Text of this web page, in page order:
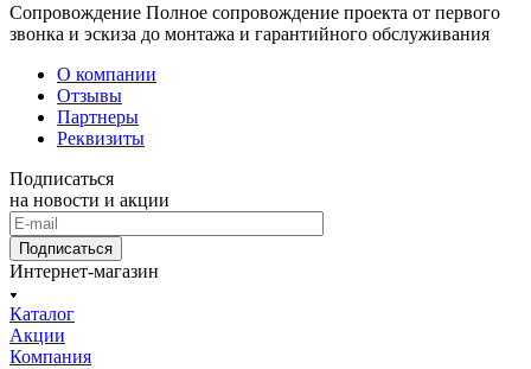
Сопровождение Полное сопровождение проекта от первого
звонка и эскиза до монтажа и гарантийного обслуживания
О компании
Отзывы
Партнеры
Реквизиты
Подписаться
на новости и акции
Подписаться
Интернет-магазин
Каталог
Акции
Компания